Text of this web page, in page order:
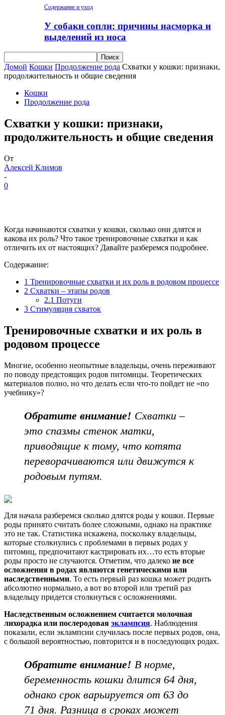
Содержание и уход
У собаки сопли: причины насморка и
выделений из носа
Домой Кошки Продолжение рода Схватки у кошки: признаки,
продолжительность и общие сведения
Кошки
Продолжение рода
Схватки у кошки: признаки,
продолжительность и общие сведения
От
Алексей Климов
-
0
Когда начинаются схватки у кошки, сколько они длятся и
какова их роль? Что такое тренировочные схватки и как
отличить их от настоящих? Давайте разберемся подробнее.
Содержание:
1 Тренировочные схватки и их роль в родовом процессе
2 Схватки – этапы родов
2.1 Потуги
3 Стимуляция схваток
Тренировочные схватки и их роль в
родовом процессе
Многие, особенно неопытные владельцы, очень переживают
по поводу предстоящих родов питомицы. Теоретических
материалов полно, но что делать если что-то пойдет не «по
учебнику»?
Обратите внимание! Схватки –
это спазмы стенок матки,
приводящие к тому, что котята
переворачиваются или движутся к
родовым путям.
Для начала разберемся сколько длятся роды у кошки. Первые
роды принято считать более сложными, однако на практике
это не так. Статистика искажена, поскольку владельцы,
которые столкнулись с проблемами в первых родах у
питомиц, предпочитают кастрировать их…то есть вторые
роды просто не случаются. Отметим, что далеко не все
осложнения в родах являются генетическими или
наследственными. То есть первый раз кошка может родить
абсолютно нормально, а вот во второй или третий раз
владельцу придется столкнуться с осложнениями.
Наследственным осложнением считается молочная
лихорадка или послеродовая эклампсия. Наблюдения
показали, если эклампсии случилась после первых родов, она,
с большой вероятностью, повторится и в последующих родах.
Обратите внимание! В норме,
беременность кошки длится 64 дня,
однако срок варьируется от 63 до
71 дня. Разница в сроках может